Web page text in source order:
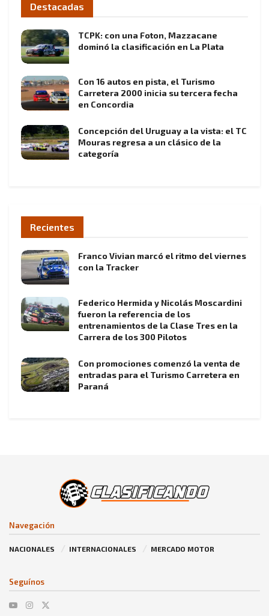
Destacadas
TCPK: con una Foton, Mazzacane
dominó la clasificación en La Plata
Con 16 autos en pista, el Turismo
Carretera 2000 inicia su tercera fecha
en Concordia
Concepción del Uruguay a la vista: el TC
Mouras regresa a un clásico de la
categoría
Recientes
Franco Vivian marcó el ritmo del viernes
con la Tracker
Federico Hermida y Nicolás Moscardini
fueron la referencia de los
entrenamientos de la Clase Tres en la
Carrera de los 300 Pilotos
Con promociones comenzó la venta de
entradas para el Turismo Carretera en
Paraná
Navegación
NACIONALES INTERNACIONALES MERCADO MOTOR
Seguínos